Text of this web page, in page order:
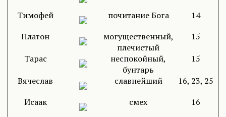
Тимофей
почитание Бога
14
Платон
могущественный,
плечистый
15
Тарас
неспокойный,
бунтарь
15
Вячеслав
славнейший
16, 23, 25
Исаак
смех
16